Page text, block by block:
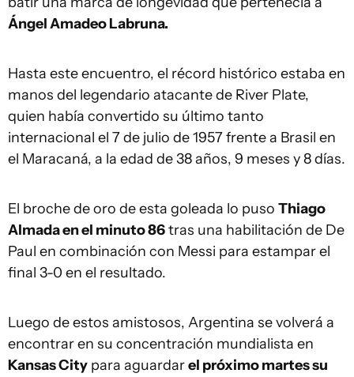
Ángel Amadeo Labruna.
Hasta este encuentro, el récord histórico estaba en
manos del legendario atacante de River Plate,
quien había convertido su último tanto
internacional el 7 de julio de 1957 frente a Brasil en
el Maracaná, a la edad de 38 años, 9 meses y 8 días.
El broche de oro de esta goleada lo puso Thiago
Almada en el minuto 86tras una habilitación de De
Paul en combinación con Messi para estampar el
final 3-0 en el resultado.
Luego de estos amistosos, Argentina se volverá a
encontrar en su concentración mundialista en
Kansas City para aguardarel próximo martes su